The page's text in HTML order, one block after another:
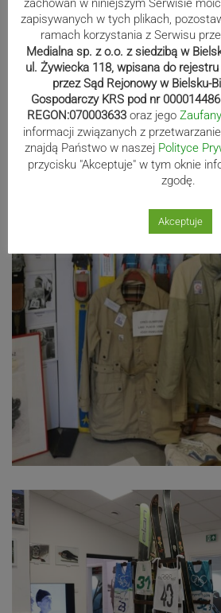
zachowań w niniejszym Serwisie
zapisywanych w tych plikach,
ramach korzystania z Serwisu
Medialna sp. z o.o. z siedzibą w
ul. Żywiecka 118, wpisana do
przez Sąd Rejonowy w Bielsku-
Gospodarczy KRS pod nr
REGON:070003633 oraz jego
informacji związanych z
znajdą Państwo w naszej Polityce
przycisku "Akceptuje" w tym oknie
zgodę.
Akceptuje